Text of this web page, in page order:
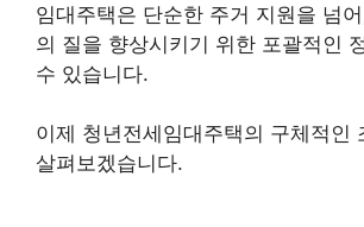
임대주택은 단순한 주거 지원을 넘
의 질을 향상시키기 위한 포괄적인
수 있습니다.
이제 청년전세임대주택의 구체적인
살펴보겠습니다.